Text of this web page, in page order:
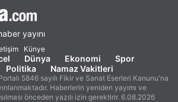
yayını
Künye
Dünya Ekonomi
Spor
Politika Namaz Vakitleri
5846 sayılı Fikir ve Sanat Eserleri Kanunu'na
Haberlerin yeniden yayımı ve
önceden yazılı izin gerektirir. 6.08.2026